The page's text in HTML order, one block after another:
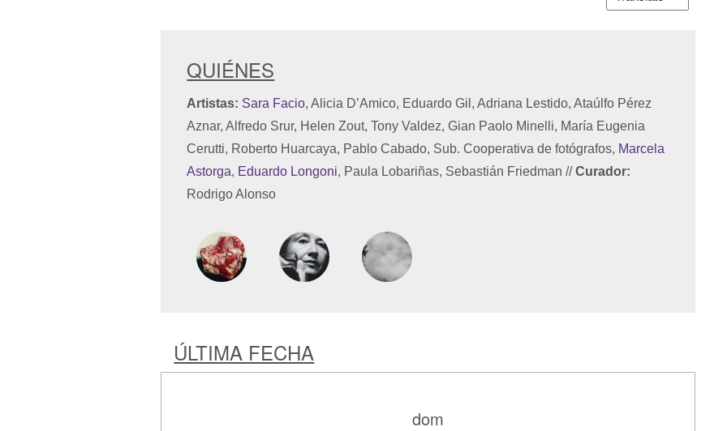
QUIÉNES
Artistas: Sara Facio, Alicia D’Amico, Eduardo Gil, Adriana Lestido, Ataúlfo Pérez
Aznar, Alfredo Srur, Helen Zout, Tony Valdez, Gian Paolo Minelli, María Eugenia
Cerutti, Roberto Huarcaya, Pablo Cabado, Sub. Cooperativa de fotógrafos, Marcela
Astorga, Eduardo Longoni, Paula Lobariñas, Sebastián Friedman// Curador:
Rodrigo Alonso
ÚLTIMA FECHA
dom